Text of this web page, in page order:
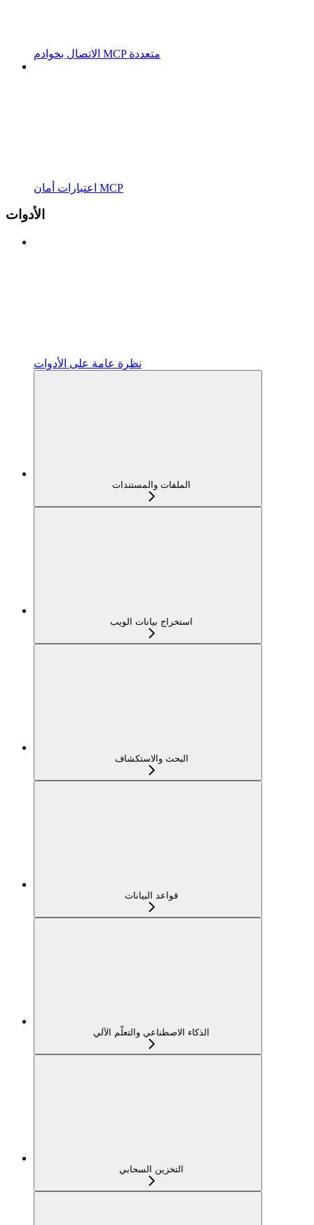
الاتصال بخوادم MCP متعددة
اعتبارات أمان MCP
الأدوات
نظرة عامة على الأدوات
الملفات والمستندات
استخراج بيانات الويب
البحث والاستكشاف
قواعد البيانات
الذكاء الاصطناعي والتعلّم الآلي
التخزين السحابي